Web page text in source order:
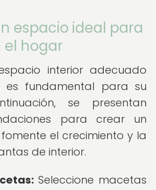
espacio ideal para
el hogar
interior adecuado
fundamental para su
se presentan
para crear un
el crecimiento y la
de interior.
Seleccione macetas